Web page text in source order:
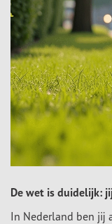
De wet is duidelijk:
In Nederland ben jij